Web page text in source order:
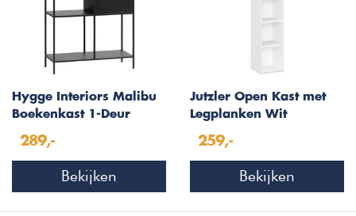
Hygge Interiors Malibu
Boekenkast 1-Deur
289,-
Bekijken
Jutzler Open Kast met
Legplanken Wit
259,-
Bekijken